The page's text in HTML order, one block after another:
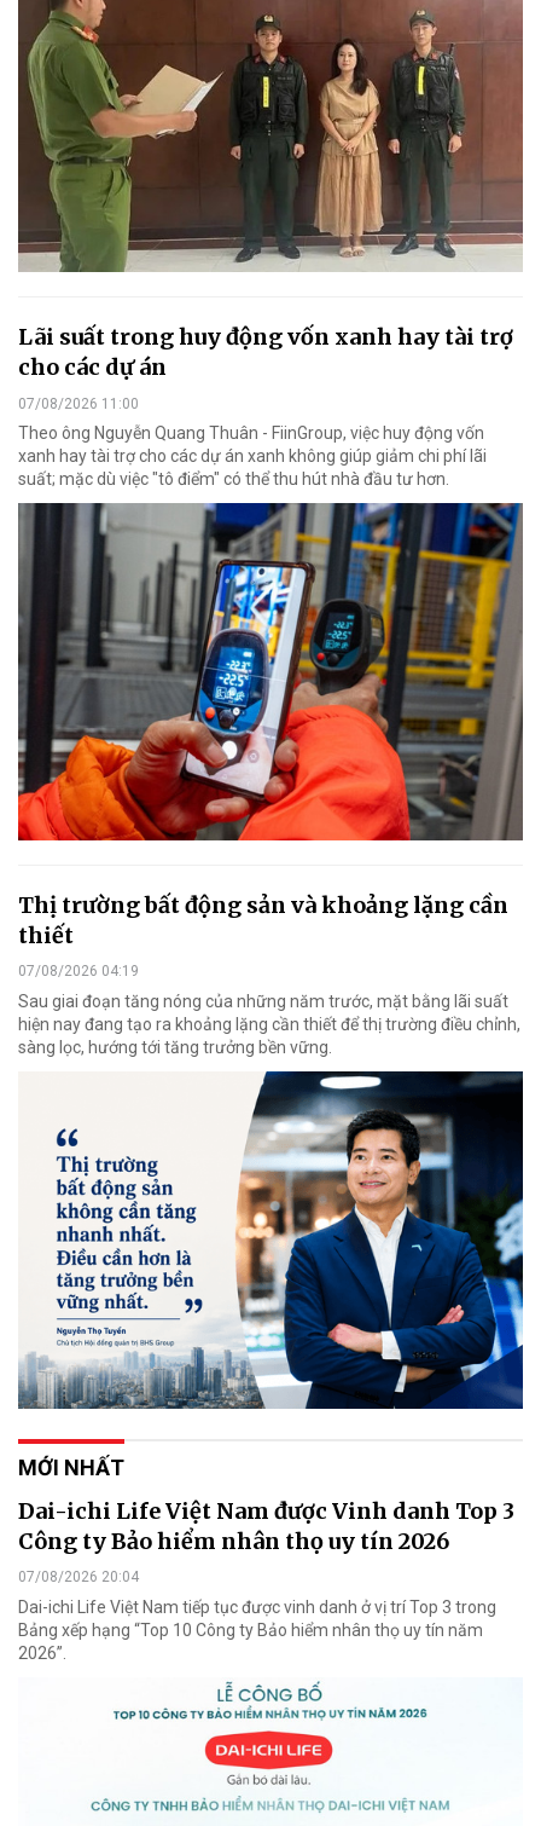
Lãi suất trong huy động vốn xanh hay tài trợ
cho các dự án
07/08/2026 11:00
Theo ông Nguyễn Quang Thuân - FiinGroup, việc huy động vốn
xanh hay tài trợ cho các dự án xanh không giúp giảm chi phí lãi
suất; mặc dù việc "tô điểm" có thể thu hút nhà đầu tư hơn.
Thị trường bất động sản và khoảng lặng cần
thiết
07/08/2026 04:19
Sau giai đoạn tăng nóng của những năm trước, mặt bằng lãi suất
hiện nay đang tạo ra khoảng lặng cần thiết để thị trường điều chỉnh,
sàng lọc, hướng tới tăng trưởng bền vững.
MỚI NHẤT
Dai-ichi Life Việt Nam được Vinh danh Top 3
Công ty Bảo hiểm nhân thọ uy tín 2026
07/08/2026 20:04
Dai-ichi Life Việt Nam tiếp tục được vinh danh ở vị trí Top 3 trong
Bảng xếp hạng “Top 10 Công ty Bảo hiểm nhân thọ uy tín năm
2026”.